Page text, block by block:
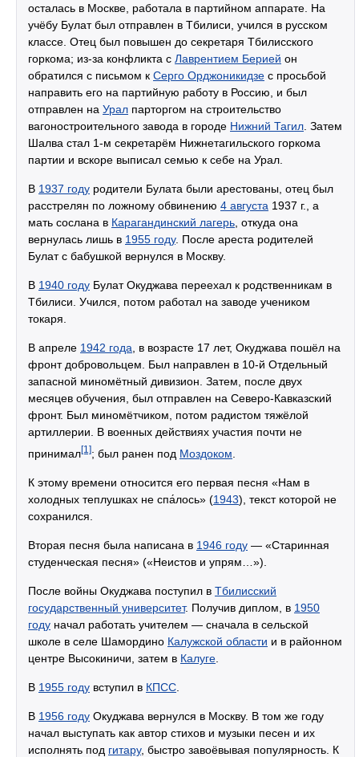
осталась в Москве, работала в партийном аппарате. На
учёбу Булат был отправлен в Тбилиси, учился в русском
классе. Отец был повышен до секретаря Тбилисского
горкома; из-за конфликта с Лаврентием Берией он
обратился с письмом к Серго Орджоникидзе с просьбой
направить его на партийную работу в Россию, и был
отправлен на Урал парторгом на строительство
вагоностроительного завода в городе Нижний Тагил . Затем
Шалва стал 1-м секретарём Нижнетагильского горкома
партии и вскоре выписал семью к себе на Урал.
В 1937 году родители Булата были арестованы, отец был
расстрелян по ложному обвинению 4 августа 1937 г., а
мать сослана в Карагандинский лагерь , откуда она
вернулась лишь в 1955 году. После ареста родителей
Булат с бабушкой вернулся в Москву.
В 1940 году Булат Окуджава переехал к родственникам в
Тбилиси. Учился, потом работал на заводе учеником
токаря.
В апреле 1942 года , в возрасте 17 лет, Окуджава пошёл на
фронт добровольцем. Был направлен в 10-й Отдельный
запасной миномётный дивизион. Затем, после двух
месяцев обучения, был отправлен на Северо-Кавказский
фронт. Был миномётчиком, потом радистом тяжёлой
артиллерии. В военных действиях участия почти не
принимал[1]; был ранен под Моздоком
К этому времени относится его первая песня «Нам в
холодных теплушках не спа́лось» (1943), текст которой не
сохранился.
Вторая песня была написана в 1946 году — «Старинная
студенческая песня» («Неистов и упрям…»).
После войны Окуджава поступил в Тбилисский
государственный университет. Получив диплом, в 1950
году начал работать учителем — сначала в сельской
школе в селе Шамордино Калужской области и в районном
центре Высокиничи, затем в Калуге
В 1955 году вступил в КПСС
В 1956 году Окуджава вернулся в Москву. В том же году
начал выступать как автор стихов и музыки песен и их
исполнять под гитару, быстро завоёвывая популярность. К